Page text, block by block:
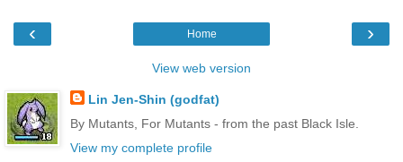
‹ ›
Home
View web version
Lin Jen-Shin (godfat)
By Mutants, For Mutants - from the past Black Isle.
View my complete profile